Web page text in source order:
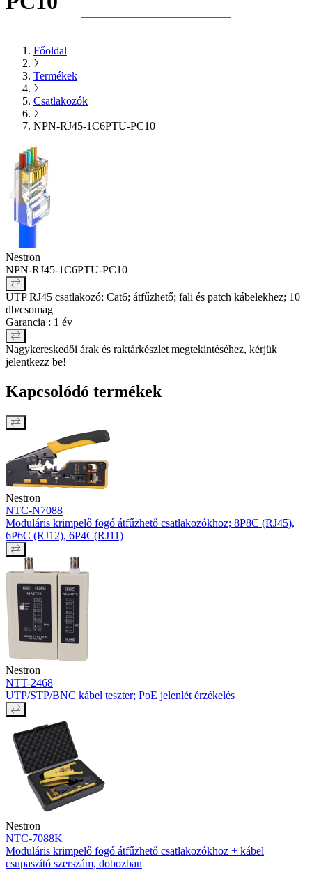
Főoldal
Termékek
Csatlakozók
NPN-RJ45-1C6PTU-PC10
Nestron
NPN-RJ45-1C6PTU-PC10
UTP RJ45 csatlakozó; Cat6; átfűzhető; fali és patch kábelekhez; 10
db/csomag
Garancia : 1 év
Nagykereskedői árak és raktárkészlet megtekintéséhez, kérjük
jelentkezz be!
Kapcsolódó termékek
Nestron
NTC-N7088
Moduláris krimpelő fogó átfűzhető csatlakozókhoz; 8P8C (RJ45),
6P6C (RJ12), 6P4C(RJ11)
Nestron
NTT-2468
UTP/STP/BNC kábel teszter; PoE jelenlét érzékelés
Nestron
NTC-7088K
Moduláris krimpelő fogó átfűzhető csatlakozókhoz + kábel
csupaszító szerszám, dobozban